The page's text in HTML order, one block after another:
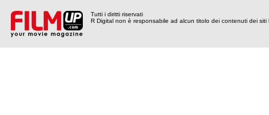
Tutti i diritti riservati
R Digital non è responsabile ad alcun titolo dei contenuti dei siti